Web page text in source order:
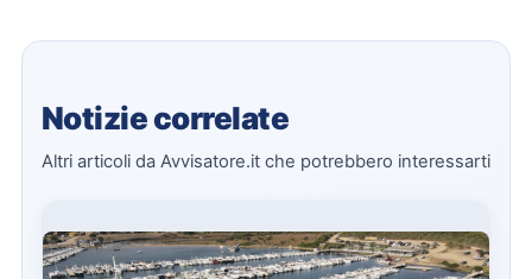
Notizie correlate
Altri articoli da Avvisatore.it che potrebbero interessarti